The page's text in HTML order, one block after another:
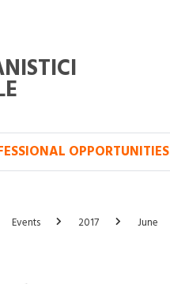
OPPORTUNITIES
Events 2017 June